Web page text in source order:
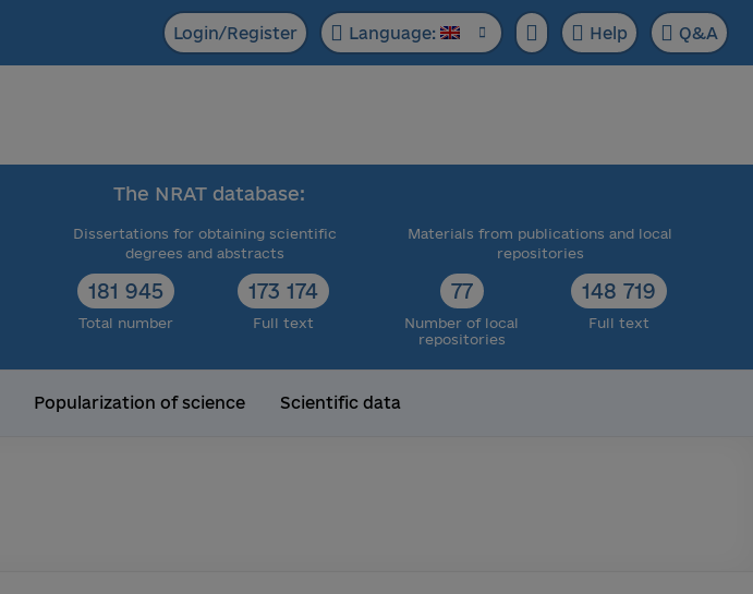
Login/Register Language: Help Q&A
The NRAT database:
Dissertations for obtaining scientific
degrees and abstracts
181 945
Total number
173 174
Full text
Materials from publications and local
repositories
77
Number of local
repositories
148 719
Full text
Popularization of science Scientific data